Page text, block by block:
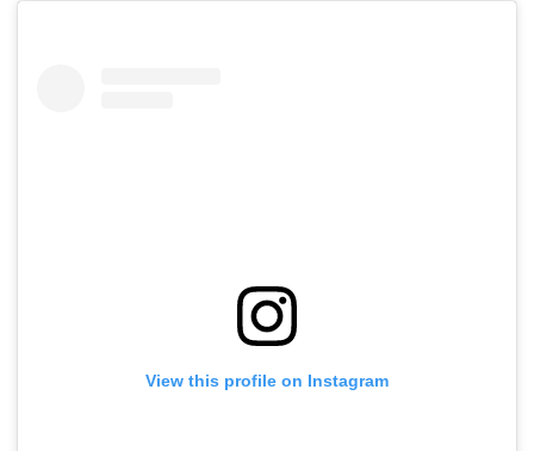
View this profile on Instagram